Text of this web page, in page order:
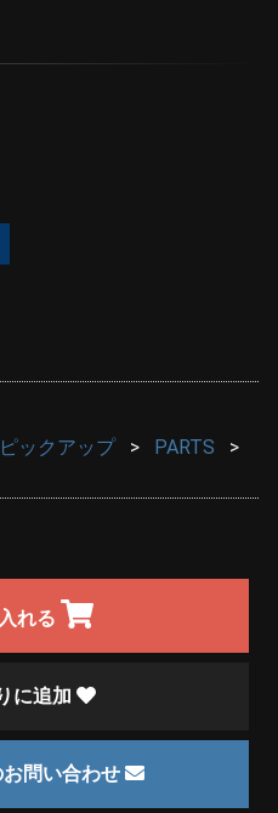
ックアップ
PARTS
れる
に追加
問い合わせ